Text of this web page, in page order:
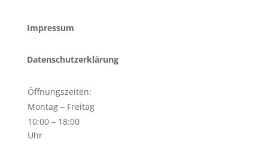
Impressum
Datenschutzerklärung
Öffnungszeiten:
Montag – Freitag
10:00 – 18:00
Uhr